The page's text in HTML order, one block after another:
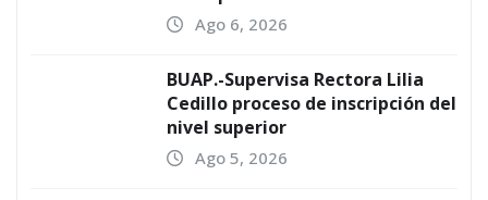
Ago 6, 2026
BUAP.-Supervisa Rectora Lilia
Cedillo proceso de inscripción del
nivel superior
Ago 5, 2026